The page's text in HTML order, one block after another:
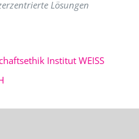
Lösungen
Institut WEISS